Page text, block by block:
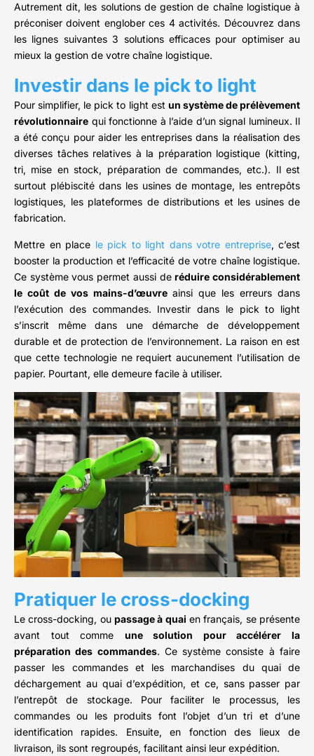
Autrement dit, les solutions de gestion de chaîne logistique à
préconiser doivent englober ces 4 activités. Découvrez dans
les lignes suivantes 3 solutions efficaces pour optimiser au
mieux la gestion de votre chaîne logistique.
Investir dans le pick to light
Pour simplifier, le pick to light est un système de prélèvement
révolutionnaire qui fonctionne à l’aide d’un signal lumineux. Il
a été conçu pour aider les entreprises dans la réalisation des
diverses tâches relatives à la préparation logistique (kitting,
tri, mise en stock, préparation de commandes, etc.). Il est
surtout plébiscité dans les usines de montage, les entrepôts
logistiques, les plateformes de distributions et les usines de
fabrication.
Mettre en place le pick to light dans votre entreprise, c’est
booster la production et l’efficacité de votre chaîne logistique.
Ce système vous permet aussi deréduire considérablement
le coût de vos mains-d’œuvreainsi que les erreurs dans
l’exécution des commandes. Investir dans le pick to light
s’inscrit même dans une démarche de développement
durable et de protection de l’environnement. La raison en est
que cette technologie ne requiert aucunement l’utilisation de
papier. Pourtant, elle demeure facile à utiliser.
Pratiquer le cross-docking
Le cross-docking, ou passage à quai en français, se présente
avant tout comme une solution pour accélérer la
préparation des commandes. Ce système consiste à faire
passer les commandes et les marchandises du quai de
déchargement au quai d’expédition, et ce, sans passer par
l’entrepôt de stockage. Pour faciliter le processus, les
commandes ou les produits font l’objet d’un tri et d’une
identification rapides. Ensuite, en fonction des lieux de
livraison, ils sont regroupés, facilitant ainsi leur expédition.